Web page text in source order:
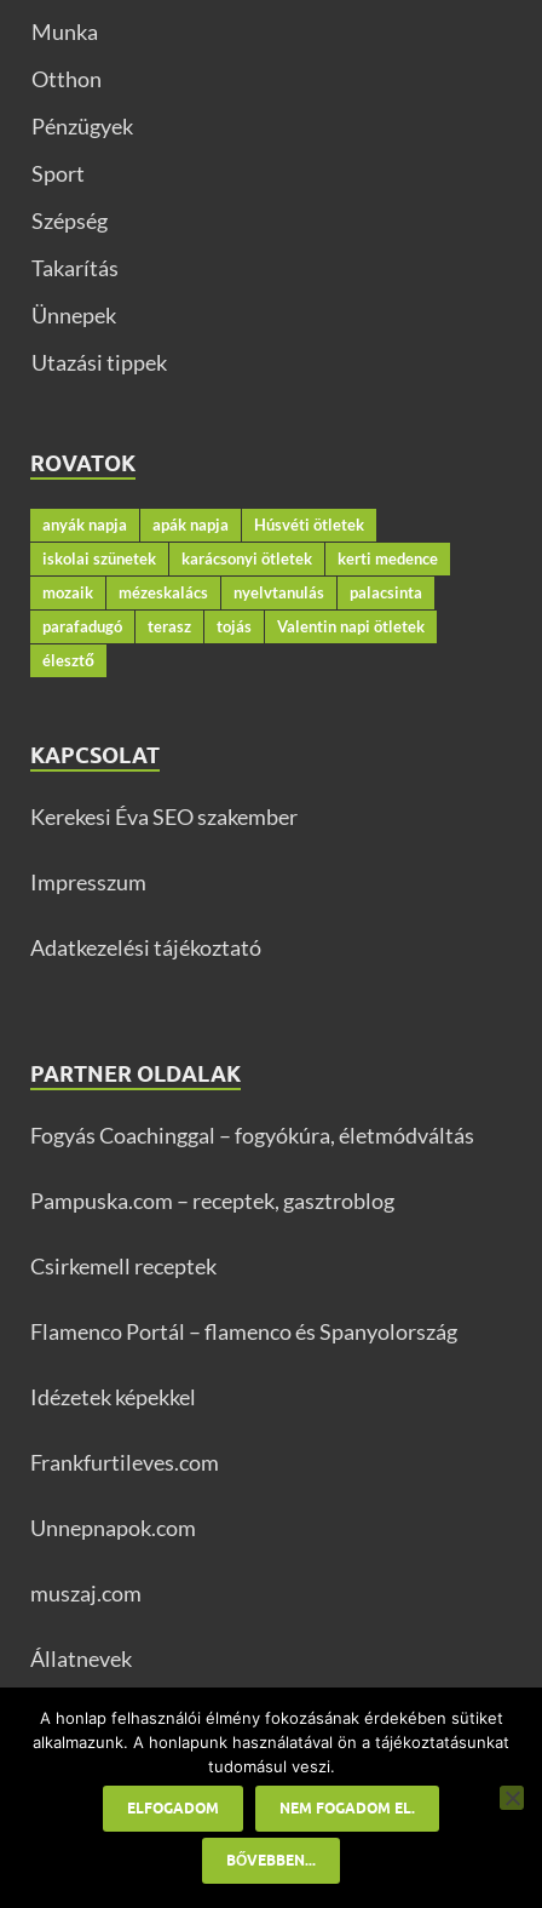
Munka
Otthon
Pénzügyek
Sport
Szépség
Takarítás
Ünnepek
Utazási tippek
ROVATOK
anyák napja apák napja
Húsvéti ötletek
iskolai szünetek
karácsonyi ötletek
kerti medence
mozaik
mézeskalács nyelvtanulás
palacsinta
parafadugó
terasz tojás
Valentin napi ötletek
élesztő
KAPCSOLAT
Kerekesi Éva SEO szakember
Impresszum
Adatkezelési tájékoztató
PARTNER OLDALAK
Fogyás Coachinggal – fogyókúra, életmódváltás
Pampuska.com – receptek, gasztroblog
Csirkemell receptek
Flamenco Portál – flamenco és Spanyolország
Idézetek képekkel
Frankfurtileves.com
Unnepnapok.com
muszaj.com
Állatnevek
businessblog.hu
Házi praktikák, tippek, ötletek, fortélyok
A honlap felhasználói élmény fokozásának érdekében sütiket
alkalmazunk. A honlapunk használatával ön a tájékoztatásunkat
tudomásul veszi.
ELFOGADOM NEM FOGADOM EL.
BŐVEBBEN...